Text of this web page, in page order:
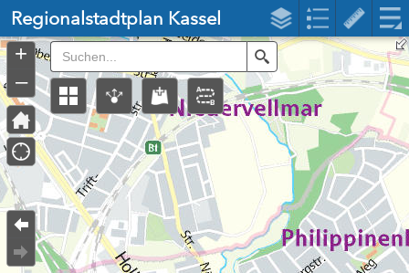
Search
+
–
Controller
Regionalstadtplan Kassel